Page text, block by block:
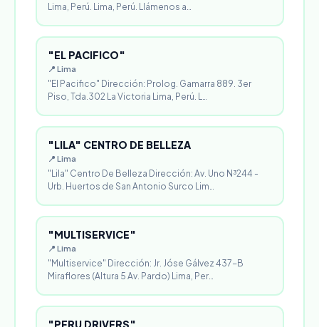
Lima, Perú. Lima, Perú. Llámenos a…
"EL PACIFICO"
📍 Lima
"El Pacifico" Dirección: Prolog. Gamarra 889. 3er
Piso, Tda.302 La Victoria Lima, Perú. L…
"LILA" CENTRO DE BELLEZA
📍 Lima
"Lila" Centro De Belleza Dirección: Av. Uno N³244 -
Urb. Huertos de San Antonio Surco Lim…
"MULTISERVICE"
📍 Lima
"Multiservice" Dirección: Jr. Jóse Gálvez 437-B
Miraflores (Altura 5 Av. Pardo) Lima, Per…
"PERU DRIVERS"